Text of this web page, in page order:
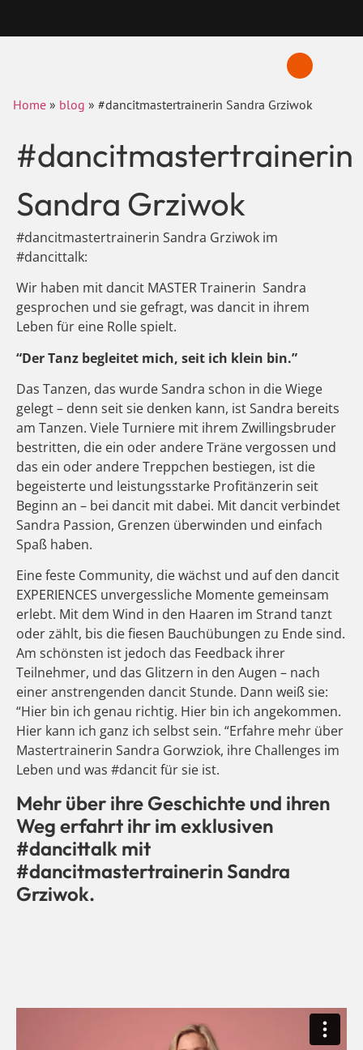
Home » blog » #dancitmastertrainerin Sandra Grziwok
#dancitmastertrainerin
Sandra Grziwok
#dancitmastertrainerin Sandra Grziwok im
#dancittalk:
Wir haben mit dancit MASTER Trainerin Sandra
gesprochen und sie gefragt, was dancit in ihrem
Leben für eine Rolle spielt.
“Der Tanz begleitet mich, seit ich klein bin.”
Das Tanzen, das wurde Sandra schon in die Wiege
gelegt – denn seit sie denken kann, ist Sandra bereits
am Tanzen. Viele Turniere mit ihrem Zwillingsbruder
bestritten, die ein oder andere Träne vergossen und
das ein oder andere Treppchen bestiegen, ist die
begeisterte und leistungsstarke Profitänzerin seit
Beginn an – bei dancit mit dabei. Mit dancit verbindet
Sandra Passion, Grenzen überwinden und einfach
Spaß haben.
Eine feste Community, die wächst und auf den dancit
EXPERIENCES unvergessliche Momente gemeinsam
erlebt. Mit dem Wind in den Haaren im Strand tanzt
oder zählt, bis die fiesen Bauchübungen zu Ende sind.
Am schönsten ist jedoch das Feedback ihrer
Teilnehmer, und das Glitzern in den Augen – nach
einer anstrengenden dancit Stunde. Dann weiß sie:
“Hier bin ich genau richtig. Hier bin ich angekommen.
Hier kann ich ganz ich selbst sein. “Erfahre mehr über
Mastertrainerin Sandra Gorwziok, ihre Challenges im
Leben und was #dancit für sie ist.
Mehr über ihre Geschichte und ihren
Weg erfahrt ihr im exklusiven
#dancittalk mit
#dancitmastertrainerin Sandra
Grziwok.